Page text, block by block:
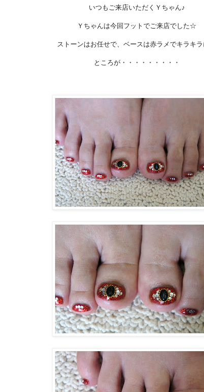
いつもご来店いただくＹちゃん♪
Ｙちゃんは今回フットでご来店でした☆
ストーンはお任せで、ベースは赤ラメでキラキ
ところが・・・・・・・・・